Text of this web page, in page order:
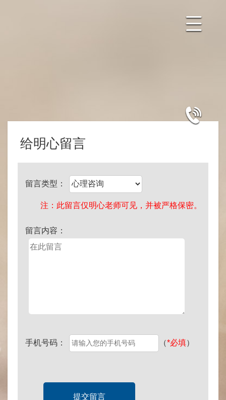
给明心留言
留言类型：
注：此留言仅明心老师可见，并被严格保密。
留言内容：
手机号码： （*必填）